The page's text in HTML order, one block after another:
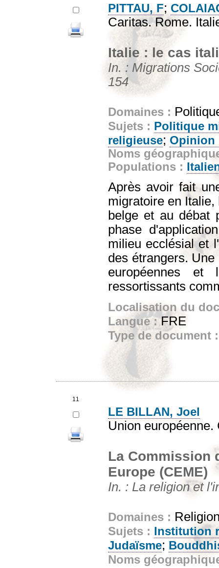
PITTAU, F;
Caritas. Rome.
Italie : le cas
In. : Migrations
154
Domaines :
Sujets : Politique
religieuse; Opinion
Noms
Populations :
Après avoir fait
migratoire en
belge et au débat
phase
milieu ecclésial et
des étrangers.
européennes
ressortissants
Localisation du
Langue :FRE
Type de document
11
LE BILLAN, Joel
Union
La Commission
Europe (CEME)
In. : La religion et
Domaines :
Sujets : Institution
Judaïsme;
Noms